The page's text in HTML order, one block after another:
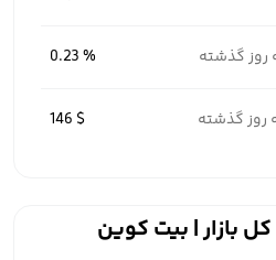
روز گذشته 0.23 %
روز گذشته 146 $
بازار | بیت کوین